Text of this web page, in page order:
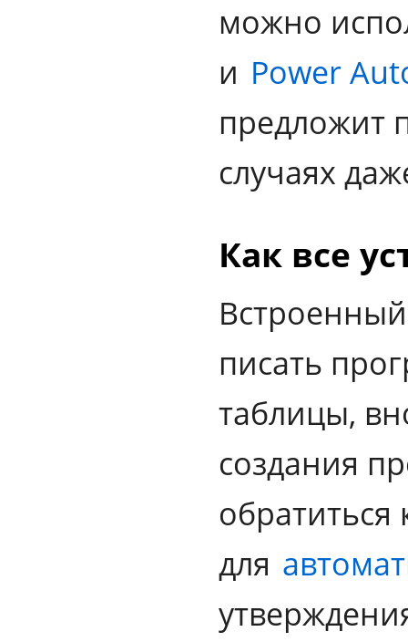
можно
и Power
предложит
случаях
Как все
писать
таблицы,
создания
для